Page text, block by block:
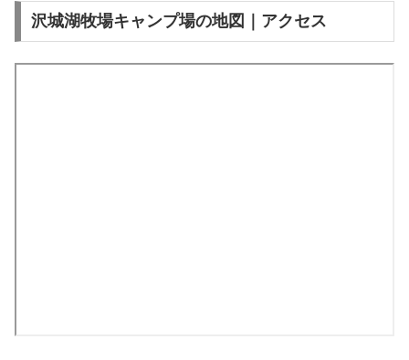
沢城湖牧場キャンプ場の地図｜アクセス